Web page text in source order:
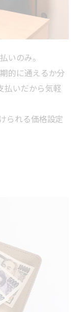
いのみ。
的に通えるか分
払いだから気軽
られる価格設定